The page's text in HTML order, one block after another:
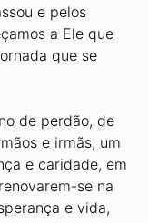
e pelos
a Ele que
que se
de perdão, de
e irmãs, um
e caridade, em
se na
e vida,